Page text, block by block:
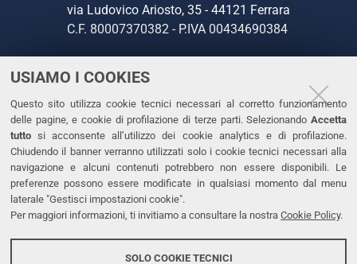
USIAMO I COOKIES
Questo sito utilizza cookie tecnici necessari al corretto funzionamento
delle pagine, e cookie di profilazione di terze parti. Selezionando Accetta
tutto si acconsente all’utilizzo dei cookie analytics e di profilazione.
Chiudendo il banner verranno utilizzati solo i cookie tecnici necessari alla
navigazione e alcuni contenuti potrebbero non essere disponibili. Le
preferenze possono essere modificate in qualsiasi momento dal menu
laterale "Gestisci impostazioni cookie".
Per maggiori informazioni, ti invitiamo a consultare la nostra Cookie Policy.
SOLO COOKIE TECNICI
via Ludovico Ariosto, 35 - 44121 Ferrara
C.F. 80007370382 - P.IVA 00434690384
CONTATTI
Tel. +39 0532 293111
Fax. +39 0532 293031
PEC
LINKS
Dichiarazione di accessibilità